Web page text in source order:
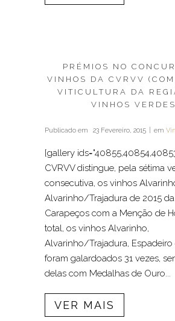
PRÉMIOS NO
VINHOS DA CVRVV
VITICULTURA DA
VINHOS
Publicado em 23 Fevereiro, 2015 em
[gallery
CVRVV distingue, pela sétima
consecutiva, os vinhos
Alvarinho/Trajadura de 2015
Carapeços com a Menção de
total, os vinhos Alvarinho,
Alvarinho/Trajadura, Espadeiro
foram galardoados 31 vezes,
delas com Medalhas de Ouro...
VER MAIS